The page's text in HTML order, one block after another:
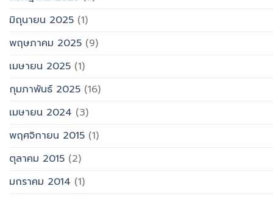
มิถุนายน 2025 (1)
พฤษภาคม 2025 (9)
เมษายน 2025 (1)
กุมภาพันธ์ 2025 (16)
เมษายน 2024 (3)
พฤศจิกายน 2015 (1)
ตุลาคม 2015 (2)
มกราคม 2014 (1)